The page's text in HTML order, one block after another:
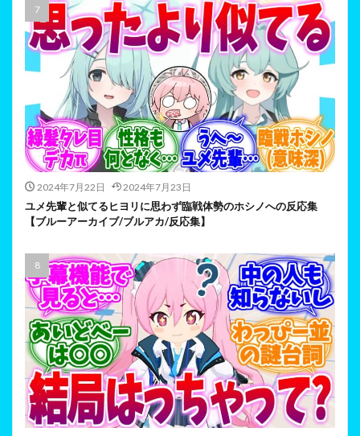
2024年7月22日 2024年7月23日
ユメ先輩と似てるヒヨリに思わず臨戦体勢のホシノへの反応集
【ブルーアーカイブ/ブルアカ/反応集】